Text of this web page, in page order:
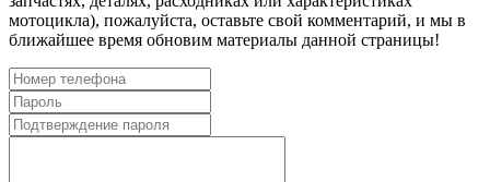
мотоцикла), пожалуйста, оставьте свой комментарий, и мы в
ближайшее время обновим материалы данной страницы!